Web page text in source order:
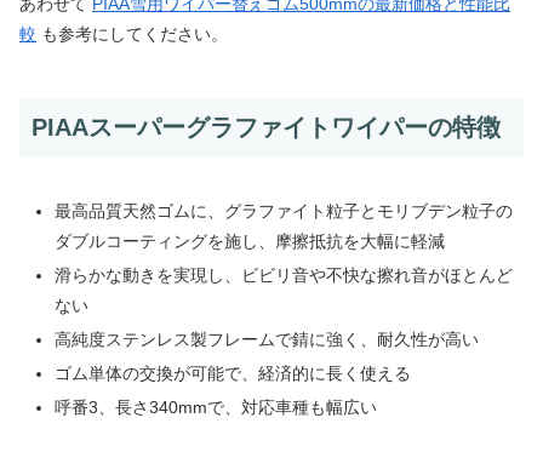
較 も参考にしてください。
PIAAスーパーグラファイトワイパーの特徴
最高品質天然ゴムに、グラファイト粒子とモリブデン粒子の
ダブルコーティングを施し、摩擦抵抗を大幅に軽減
滑らかな動きを実現し、ビビリ音や不快な擦れ音がほとんど
ない
高純度ステンレス製フレームで錆に強く、耐久性が高い
ゴム単体の交換が可能で、経済的に長く使える
呼番3、長さ340mmで、対応車種も幅広い